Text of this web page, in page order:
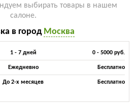
выбирать товары в нашем
салоне.
в город Москва
1 - 7 дней 0 - 5000 руб.
Ежедневно Бесплатно
До 2-х месяцев Бесплатно